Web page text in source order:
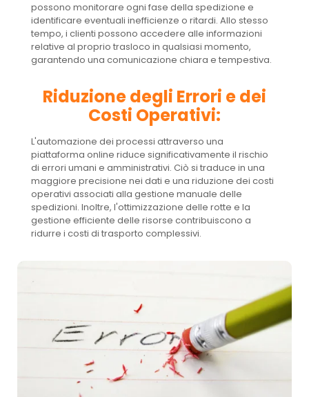
possono monitorare ogni fase della spedizione e
identificare eventuali inefficienze o ritardi. Allo stesso
tempo, i clienti possono accedere alle informazioni
relative al proprio trasloco in qualsiasi momento,
garantendo una comunicazione chiara e tempestiva.
Riduzione degli Errori e dei
Costi Operativi:
L'automazione dei processi attraverso una
piattaforma online riduce significativamente il rischio
di errori umani e amministrativi. Ciò si traduce in una
maggiore precisione nei dati e una riduzione dei costi
operativi associati alla gestione manuale delle
spedizioni. Inoltre, l'ottimizzazione delle rotte e la
gestione efficiente delle risorse contribuiscono a
ridurre i costi di trasporto complessivi.